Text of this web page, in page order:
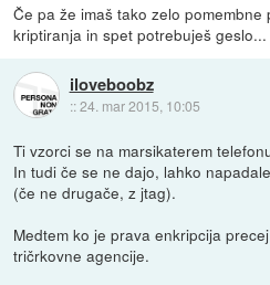
Če pa že imaš tako zelo
kriptiranja in spet potrebuješ geslo...
iloveboobz
::24. mar 2015, 10:05
Ti vzorci se na marsikaterem
In tudi če se ne dajo, lahko
(če ne drugače, z jtag).
Medtem ko je prava enkripcija
tričrkovne agencije.